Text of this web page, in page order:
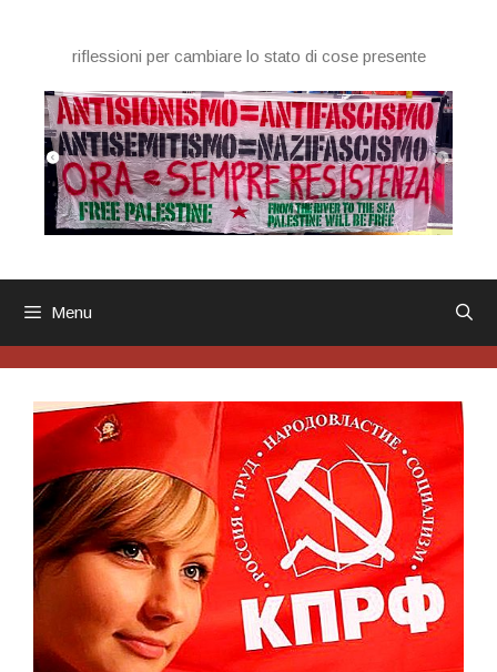
contenutoriflessioni per cambiare lo stato di cose presente
Menu